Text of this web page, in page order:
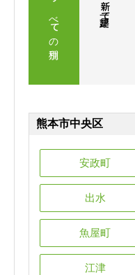
すべての
新築
一戸建て
熊本市中央区
安政町
出水
魚屋町
江津
熊本市中央区
安政町
出水
魚屋町
江津
熊本市中央区
安政町
出水
魚屋町
江津
熊本市中央区
安政町
出水
魚屋町
江津
熊本市中央区
安政町
出水
魚屋町
江津